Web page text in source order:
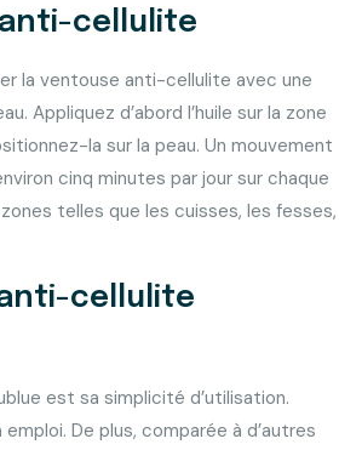
cellulite
la ventouse anti-cellulite avec une
Appliquez d’abord l’huile sur la zone
la sur la peau. Un mouvement
cinq minutes par jour sur chaque
telles que les cuisses, les fesses,
anti-cellulite
est sa simplicité d’utilisation.
De plus, comparée à d’autres